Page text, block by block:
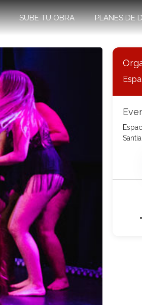
SUBE TU OBRA PLANES DE